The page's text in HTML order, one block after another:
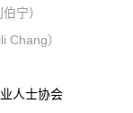
伯宁）
Chang）
人士协会